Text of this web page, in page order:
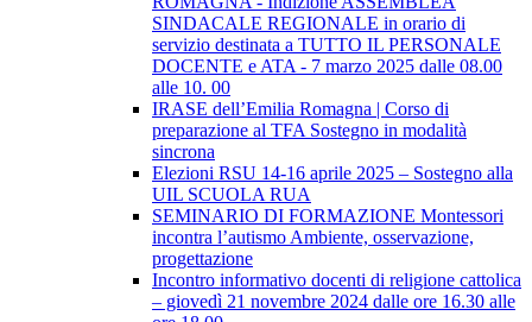
SINDACALE REGIONALE in orario di
servizio destinata a TUTTO IL PERSONALE
DOCENTE e ATA - 7 marzo 2025 dalle 08.00
alle 10. 00
IRASE dell’Emilia Romagna | Corso di
preparazione al TFA Sostegno in modalità
sincrona
Elezioni RSU 14-16 aprile 2025 – Sostegno alla
UIL SCUOLA RUA
SEMINARIO DI FORMAZIONE Montessori
incontra l’autismo Ambiente, osservazione,
progettazione
Incontro informativo docenti di religione cattolica
– giovedì 21 novembre 2024 dalle ore 16.30 alle